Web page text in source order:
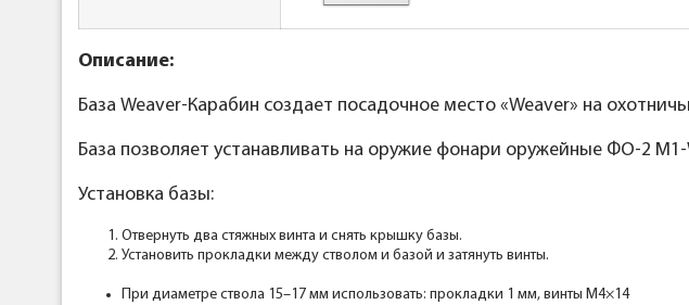
Описание:
База Weaver-Карабин создает посадочное место «Weaver» на
База позволяет устанавливать на оружие фонари оружейные ФО-2
Установка базы:
Отвернуть два стяжных винта и снять крышку базы.
Установить прокладки между стволом и базой и затянуть винты.
При диаметре ствола 15–17 мм использовать: прокладки 1 мм, винты М4×14